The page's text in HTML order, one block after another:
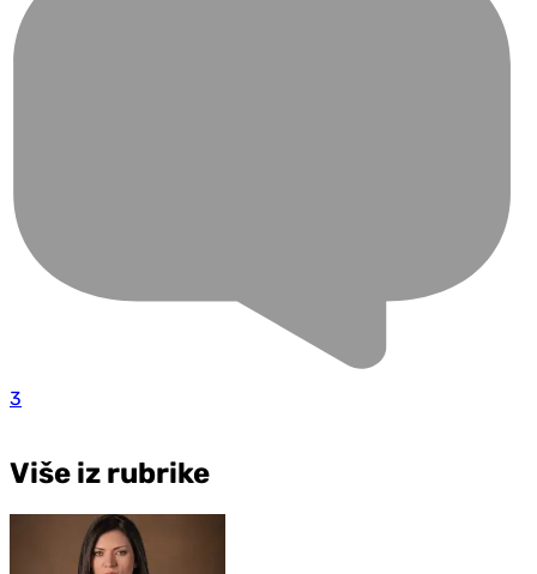
3
Više iz rubrike